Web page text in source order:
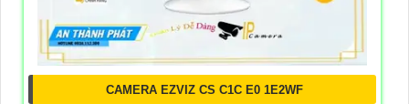
CAMERA EZVIZ CS C1C E0 1E2WF